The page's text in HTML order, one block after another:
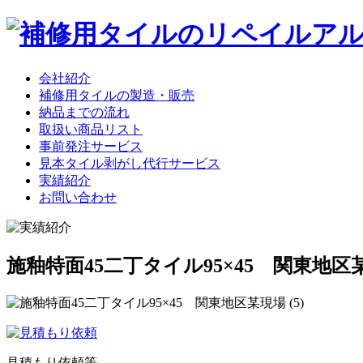
会社紹介
補修用タイルの製造・販売
納品までの流れ
取扱い商品リスト
事前発注サービス
見本タイル剥がし代行サービス
実績紹介
お問い合わせ
施釉特面45二丁タイル95×45 関東地区